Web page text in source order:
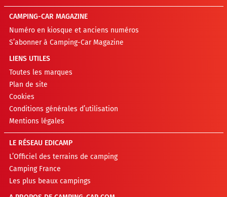
CAMPING-CAR MAGAZINE
Numéro en kiosque et anciens numéros
S’abonner à Camping-Car Magazine
LIENS UTILES
Toutes les marques
Plan de site
Cookies
Conditions générales d’utilisation
Mentions légales
LE RÉSEAU EDICAMP
L’Officiel des terrains de camping
Camping France
Les plus beaux campings